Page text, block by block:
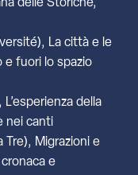
delle Storiche,
La città e le
fuori lo spazio
della
nei canti
Tre), Migrazioni e
e